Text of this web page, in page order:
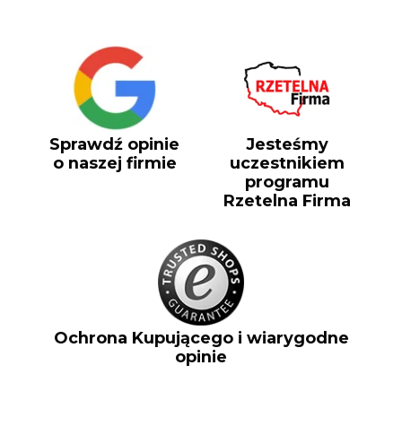
Sprawdź opinie
o naszej firmie
Jesteśmy
uczestnikiem
programu
Rzetelna Firma
Ochrona Kupującego i wiarygodne
opinie